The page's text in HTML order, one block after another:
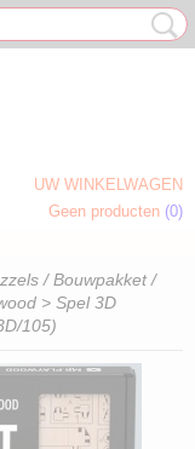
UW WINKELWAGEN
Geen producten (0)
/ Bouwpakket /
> Spel 3D
105)